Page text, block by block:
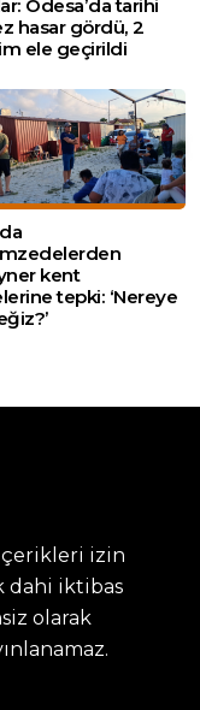
Odesa’da tarihi
hasar gördü, 2
ele geçirildi
kent
tepki: ‘Nereye
izin
dahi iktibas
olarak